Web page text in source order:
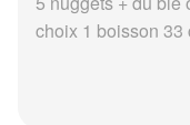
choix 1 boisson 33